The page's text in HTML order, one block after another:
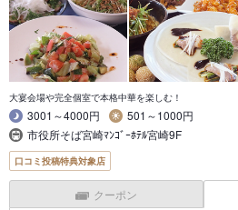
大宴会場や完全個室で本格中華を楽しむ！
3001～4000円
501～1000円
市役所そば宮崎ﾏﾝｺﾞｰﾎﾃﾙ宮崎9F
口コミ投稿特典対象店
クーポン